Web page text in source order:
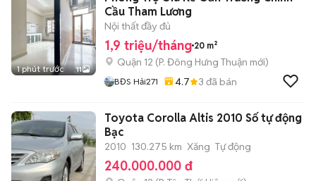
1 phút trước 11
Cầu Tham Lương
Nội thất đầy đủ
1,9 triệu/tháng 20 m²
Quận 12 (P. Đông Hưng Thuận mới)
BĐS Hải271 4.7 3 đã bán
Toyota Corolla Altis 2010 Số tự động
Bạc
2010 130.275 km Xăng Tự động
240.000.000 đ